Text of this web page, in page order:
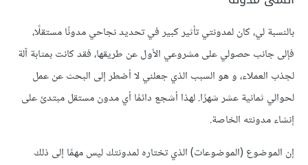
بالنسبة لي، كان لمدونتي تأثير كبير في تحديد نجاحي مدونًا مستقلًا،
فإلى جانب حصولي على مشروعي الأول عن طريقها، فقد كانت بمثابة آلة
لجذب العملاء، و هو السبب الذي جعلني لا أضطر إلى البحث عن عمل
لحوالي ثمانية عشر شهرًا. لهذا أشجع دائمًا أي مدون مستقل مبتدئ على
إنشاء مدونته الخاصة.
إن الموضوع (الموضوعات) الذي تختاره لمدونتك ليس مهمًا إلى ذلك